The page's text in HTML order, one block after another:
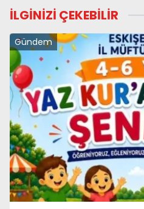
İLGİNİZİ ÇEKEBİLİR
Gündem